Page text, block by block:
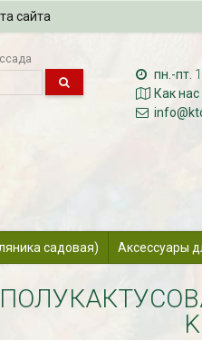
сайта
пн.-пт.
Как
садовая) Аксессуары